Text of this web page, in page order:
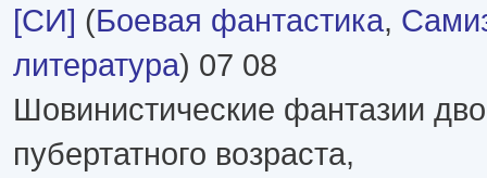
[СИ] (Боевая фантастика,
литература) 07 08
Шовинистические фантазии
пубертатного возраста,